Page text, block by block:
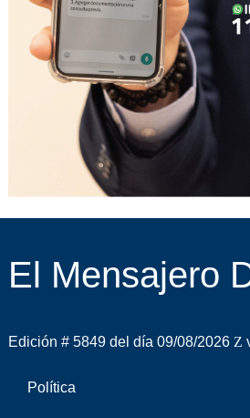
El Mensajero
Edición # 5849 del día 09/08/2026
Política